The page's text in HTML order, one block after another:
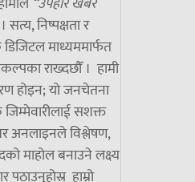
निष्पक्षता र
माध्यममार्फत
राख्दछौँ । हामी
होइन; यो जनचेतना
जिम्मेवारीलाई सशक्त
अनलाइनले विश्लेषण,
माहोल बनाउने लक्ष्य
हाम्रो